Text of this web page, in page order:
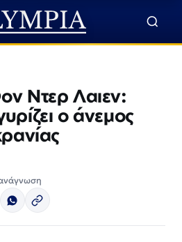
Ντερ Λαιεν:
ο άνεμος
ανάγνωση